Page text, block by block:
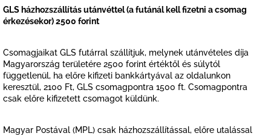
GLS házhozszállítás utánvéttel (a futánál kell fizetni a csomag
érkezésekor) 2500 forint
Csomagjaikat GLS futárral szállítjuk, melynek utánvételes díja
Magyarország területére 2500 forint értéktől és súlytól
függetlenül, ha előre kifizeti bankkártyával az oldalunkon
keresztül, 2100 Ft, GLS csomagpontra 1500 ft. Csomagpontra
csak előre kifizetett csomagot küldünk.
Magyar Postával (MPL) csak házhozszállítással, előre utalással